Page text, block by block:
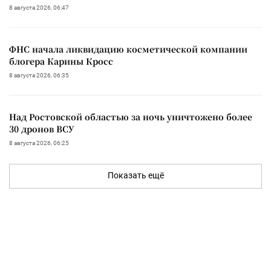
8 августа 2026, 06:47
ФНС начала ликвидацию косметической компании
блогера Карины Кросс
8 августа 2026, 06:35
Над Ростовской областью за ночь уничтожено более
30 дронов ВСУ
8 августа 2026, 06:25
Показать ещё